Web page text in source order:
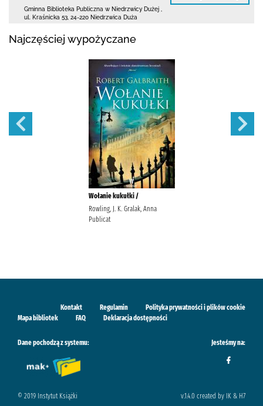
Gminna Biblioteka Publiczna w Niedrzwicy Dużej
ul. Kraśnicka 53 24-220 Niedrzwica Duża
Najczęściej wypożyczane
Wołanie kukułki /
Rowling, J. K. Gralak, Anna
Publicat
Kontakt Regulamin
Polityka prywatności i plików cookie
Mapa bibliotek
FAQ Deklaracja dostępności
Dane pochodzą z systemu: Jesteśmy na:
© 2019 Instytut Książki v.1.4.0 created by IK & H7